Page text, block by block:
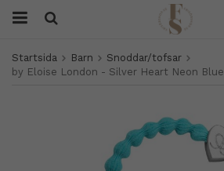
Startsida Barn
Snoddar/tofsar
by Eloise London - Silver Heart Neon Blue